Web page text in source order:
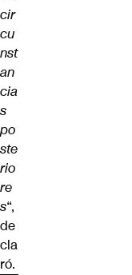
cir
cu
nst
an
cia
s
po
ste
rio
re
s“,
de
cla
ró.